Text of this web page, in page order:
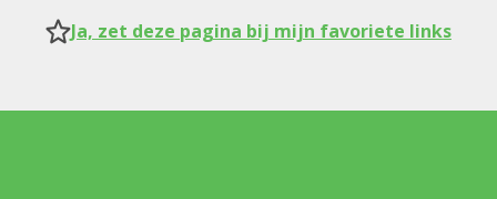
Ja, zet deze pagina bij mijn favoriete links